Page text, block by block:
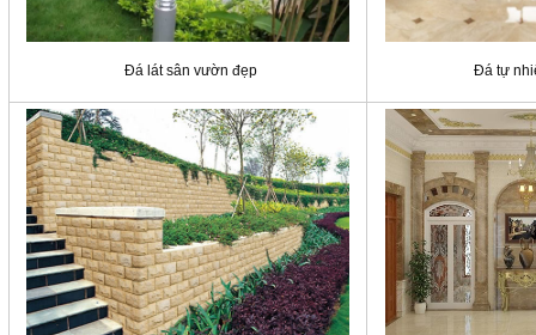
Đá lát sân vườn đẹp Đá tự